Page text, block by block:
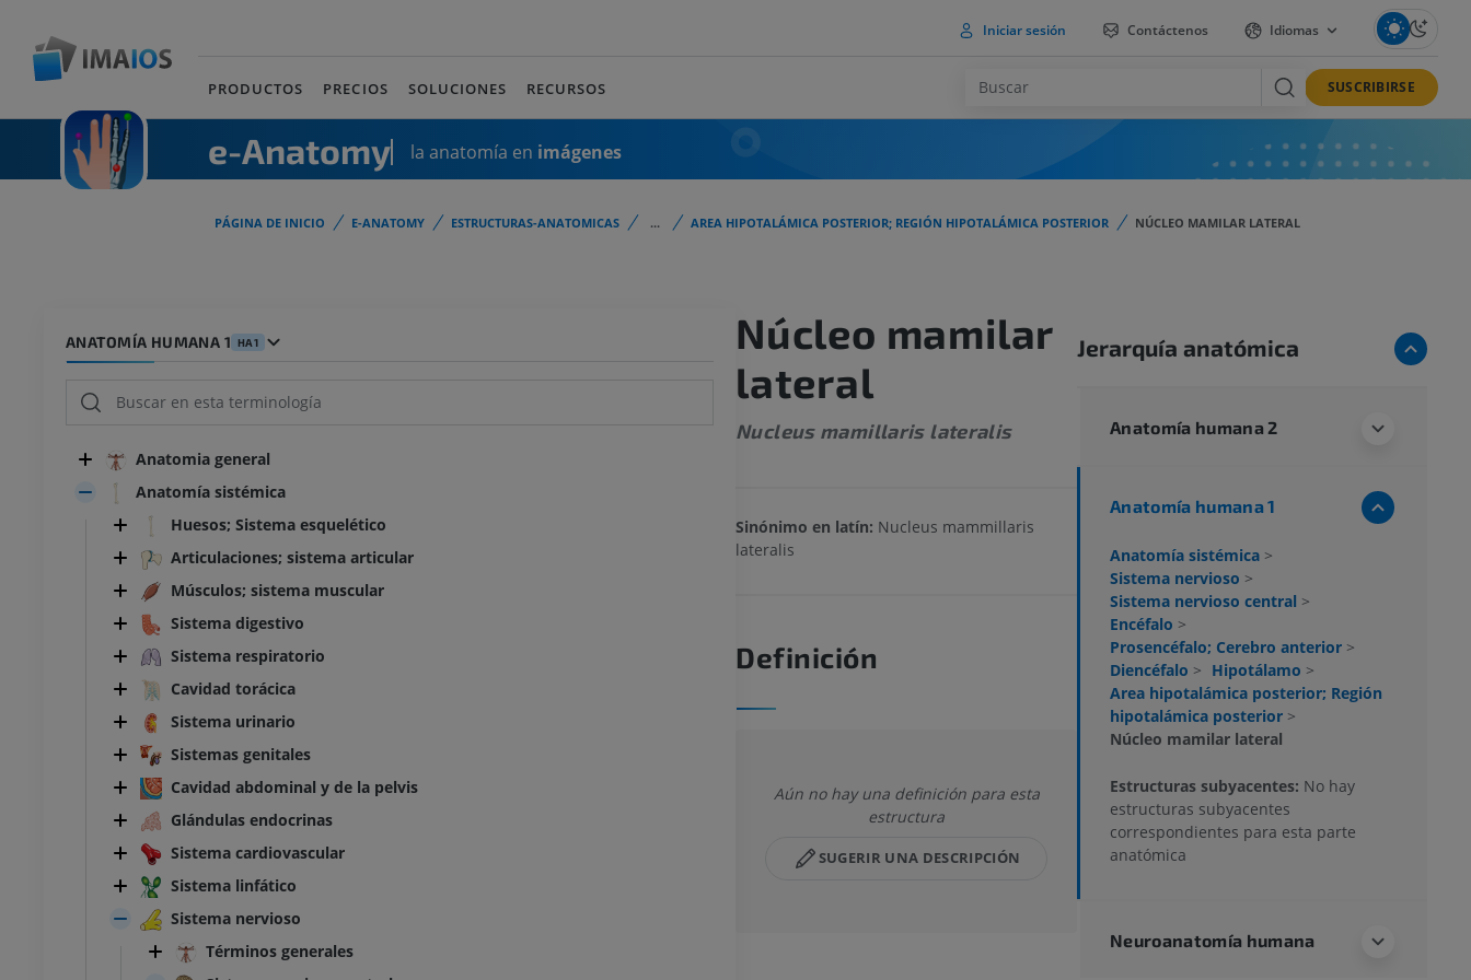
Iniciar sesión Contáctenos Idiomas
PRODUCTOS PRECIOS SOLUCIONES RECURSOS SUSCRIBIRSE
e-Anatomy la anatomía en imágenes
PÁGINA DE INICIO E-ANATOMY ESTRUCTURAS-ANATOMICAS ... AREA HIPOTALÁMICA POSTERIOR; REGIÓN HIPOTALÁMICA POSTERIOR NÚCLEO MAMILAR LATERAL
ANATOMÍA HUMANA 1 HA1
Anatomia general
Anatomía sistémica
Huesos; Sistema esquelético
Articulaciones; sistema articular
Músculos; sistema muscular
Sistema digestivo
Sistema respiratorio
Cavidad torácica
Sistema urinario
Sistemas genitales
Cavidad abdominal y de la pelvis
Glándulas endocrinas
Sistema cardiovascular
Sistema linfático
Sistema nervioso
Términos generales
Núcleo mamilar
lateral
Nucleus mamillaris lateralis
Sinónimo en latín: Nucleus mammillaris
lateralis
Definición
Aún no hay una definición para esta
estructura
SUGERIR UNA DESCRIPCIÓN
Jerarquía anatómica
Anatomía humana 2
Anatomía humana 1
Anatomía sistémica >
Sistema nervioso >
Sistema nervioso central >
Encéfalo >
Prosencéfalo; Cerebro anterior >
Diencéfalo > Hipotálamo >
Area hipotalámica posterior; Región
hipotalámica posterior >
Núcleo mamilar lateral
Estructuras subyacentes: No hay
estructuras subyacentes
correspondientes para esta parte
anatómica
Neuroanatomía humana